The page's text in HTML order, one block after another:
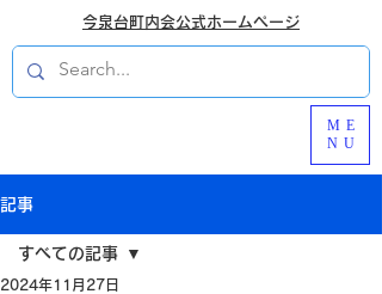
今泉台町内会公式ホームページ
ME
NU
記事
すべての記事
2024年11月27日